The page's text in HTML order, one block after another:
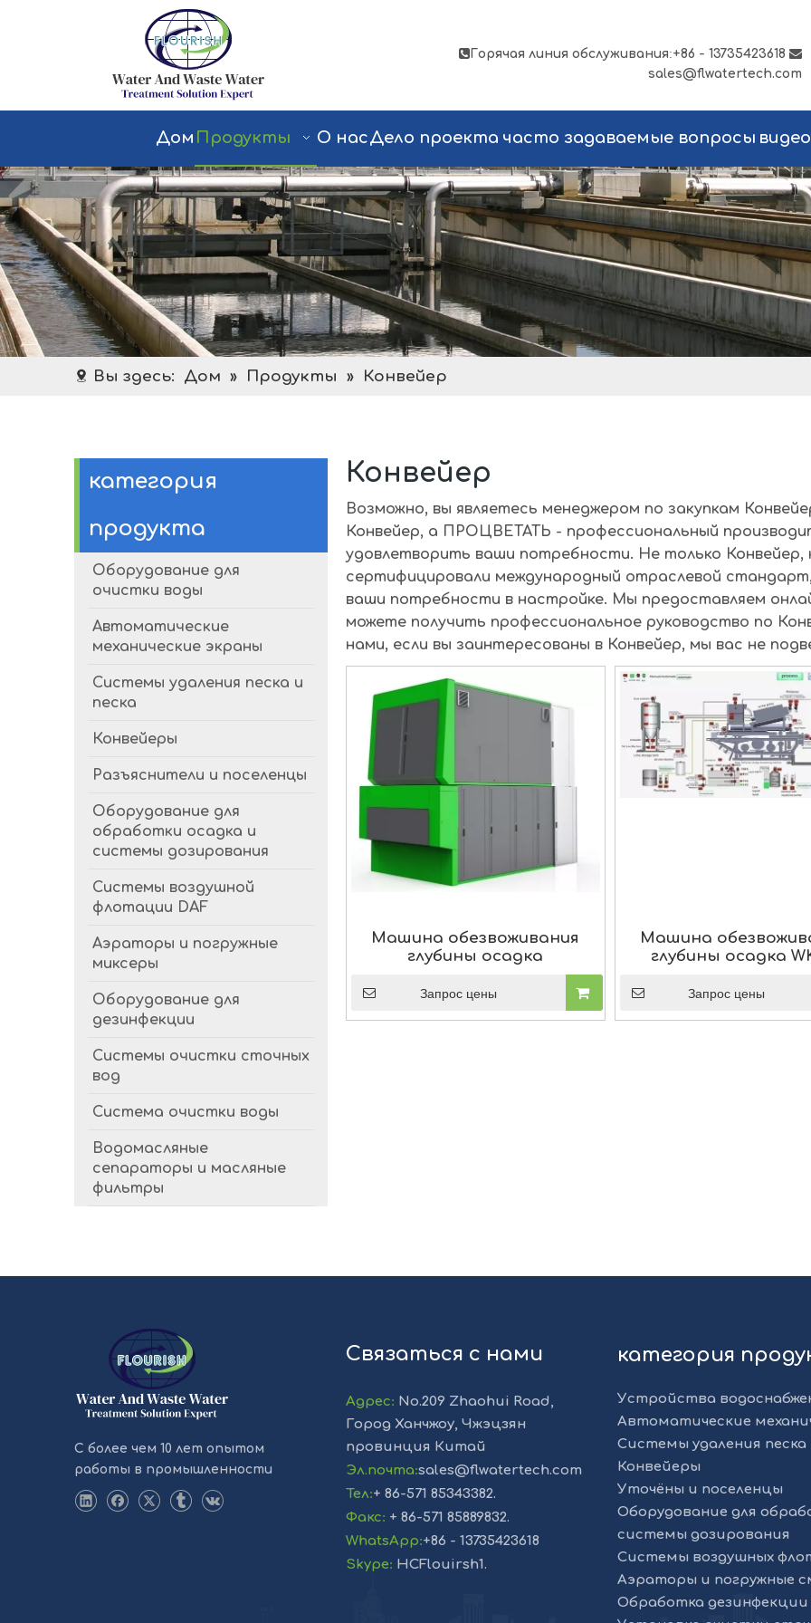
 Горячая линия обслуживания:+86 - 13735423618 
sales@flwatertech.com
Дом Продукты О насДело проекта часто задаваемые вопросы видео
Вы здесь: Дом » Продукты » Конвейер
категория
продукта
Оборудование для
очистки воды
Автоматические
механические экраны
Системы удаления песка и
песка
Конвейеры
Разъяснители и поселенцы
Оборудование для
обработки осадка и
системы дозирования
Системы воздушной
флотации DAF
Аэраторы и погружные
миксеры
Оборудование для
дезинфекции
Системы очистки сточных
вод
Система очистки воды
Водомасляные
сепараторы и масляные
фильтры
Конвейер
Возможно, вы являетесь менеджером по закупкам
Конвейер, а ПРОЦВЕТАТЬ - профессиональный
удовлетворить ваши потребности. Не только Конвейер,
сертифицировали международный отраслевой
ваши потребности в настройке. Мы предоставляем
можете получить профессиональное руководство по
нами, если вы заинтересованы в Конвейер, мы вас не
Машина обезвоживания
глубины осадка
Запрос цены
Машина
глубины осадка
Запрос цены
С более чем 10 лет опытом
работы в промышленности
Связаться с нами
Адрес: No.209 Zhaohui Road,
Город Ханчжоу, Чжэцзян
провинция Китай
Эл.почта:sales@flwatertech.com
Тел:+ 86-571 85343382.
Факс: + 86-571 85889832.
WhatsApp:+86 - 13735423618
Skype: HCFlouirsh1.
категория
Устройства
Автоматические
Системы удаления песка
Конвейеры
Уточёны и поселенцы
Оборудование для
системы дозирования
Системы воздушных
Аэраторы и погружные
Обработка дезинфекции